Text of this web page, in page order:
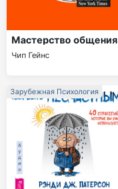
Мастерство общения
Чип Гейнс
Зарубежная Психология